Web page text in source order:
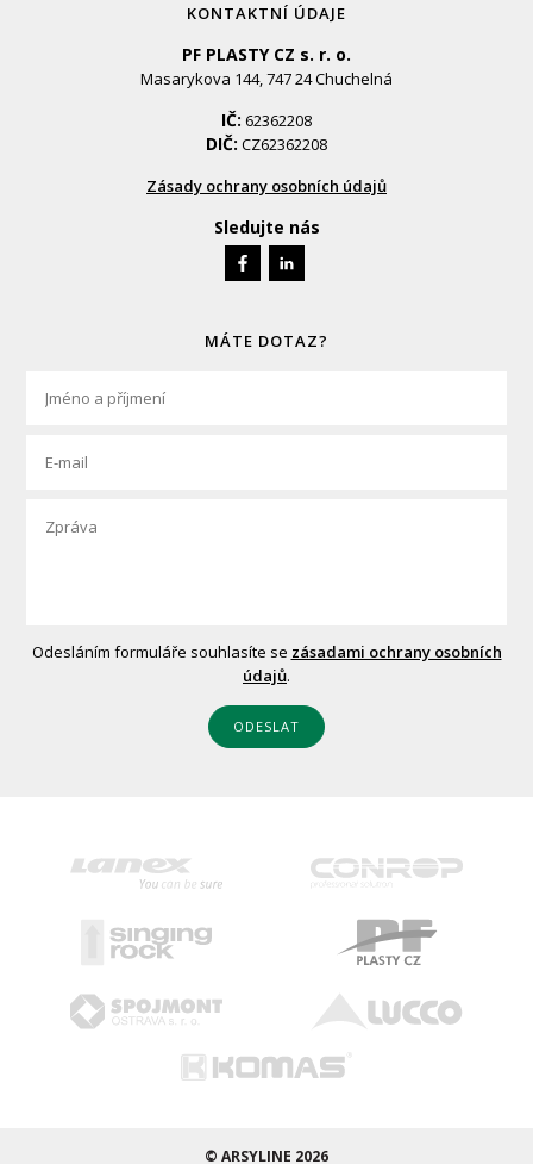
KONTAKTNÍ ÚDAJE
PF PLASTY CZ s. r. o.
Masarykova 144, 747 24 Chuchelná
IČ: 62362208
DIČ: CZ62362208
Zásady ochrany osobních údajů
Sledujte nás
MÁTE DOTAZ?
Odesláním formuláře souhlasíte se zásadami ochrany osobních
údajů.
ODESLAT
© ARSYLINE 2026